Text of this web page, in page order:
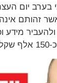
בערב יום
זהותם
מידע